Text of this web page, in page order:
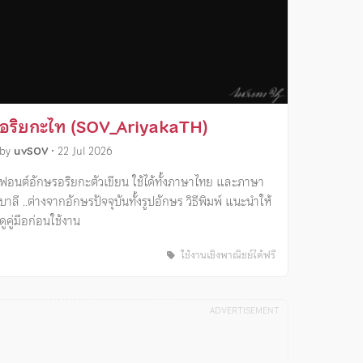
ริยกะไท (SOV_AriyakaTH)
uvSOV• 22 Jul 2026
อนต์อักษรอริยกะตัวเขียน ใช้ได้ทั้งภาษาไทย และภาษา
าลี ..ต่างจากอักษรปัจจุบันทั้งรูปอักษร วิธีพิมพ์ แนะนำให้
คู่มือก่อนใช้งาน
ใช้งานเชิงพาณิชย์ได้ฟรี